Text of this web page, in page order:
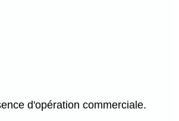
d'opération commerciale.